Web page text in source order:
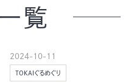
覧
2024-10-11
TOKAIぐるめぐり